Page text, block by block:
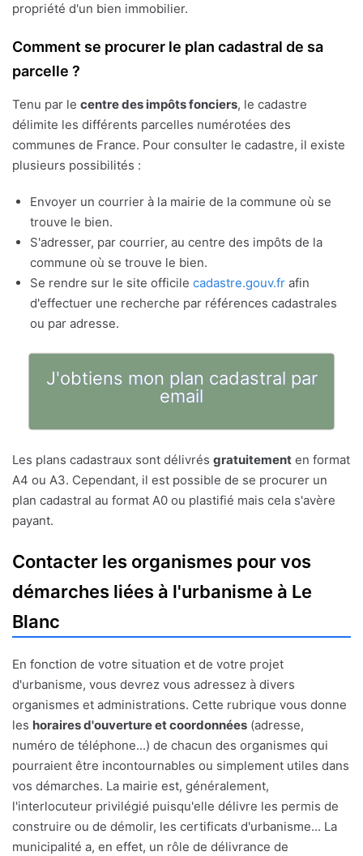
propriété d'un bien immobilier.
Comment se procurer le plan cadastral de sa
parcelle ?
Tenu par le centre des impôts fonciers, le cadastre
délimite les différents parcelles numérotées des
communes de France. Pour consulter le cadastre, il existe
plusieurs possibilités :
Envoyer un courrier à la mairie de la commune où se
trouve le bien.
S'adresser, par courrier, au centre des impôts de la
commune où se trouve le bien.
Se rendre sur le site officile cadastre.gouv.fr afin
d'effectuer une recherche par références cadastrales
ou par adresse.
J'obtiens mon plan cadastral par
email
Les plans cadastraux sont délivrés gratuitement en format
A4 ou A3. Cependant, il est possible de se procurer un
plan cadastral au format A0 ou plastifié mais cela s'avère
payant.
Contacter les organismes pour vos
démarches liées à l'urbanisme à Le
Blanc
En fonction de votre situation et de votre projet
d'urbanisme, vous devrez vous adressez à divers
organismes et administrations. Cette rubrique vous donne
les horaires d'ouverture et coordonnées (adresse,
numéro de téléphone...) de chacun des organismes qui
pourraient être incontournables ou simplement utiles dans
vos démarches. La mairie est, généralement,
l'interlocuteur privilégié puisqu'elle délivre les permis de
construire ou de démolir, les certificats d'urbanisme... La
municipalité a, en effet, un rôle de délivrance de